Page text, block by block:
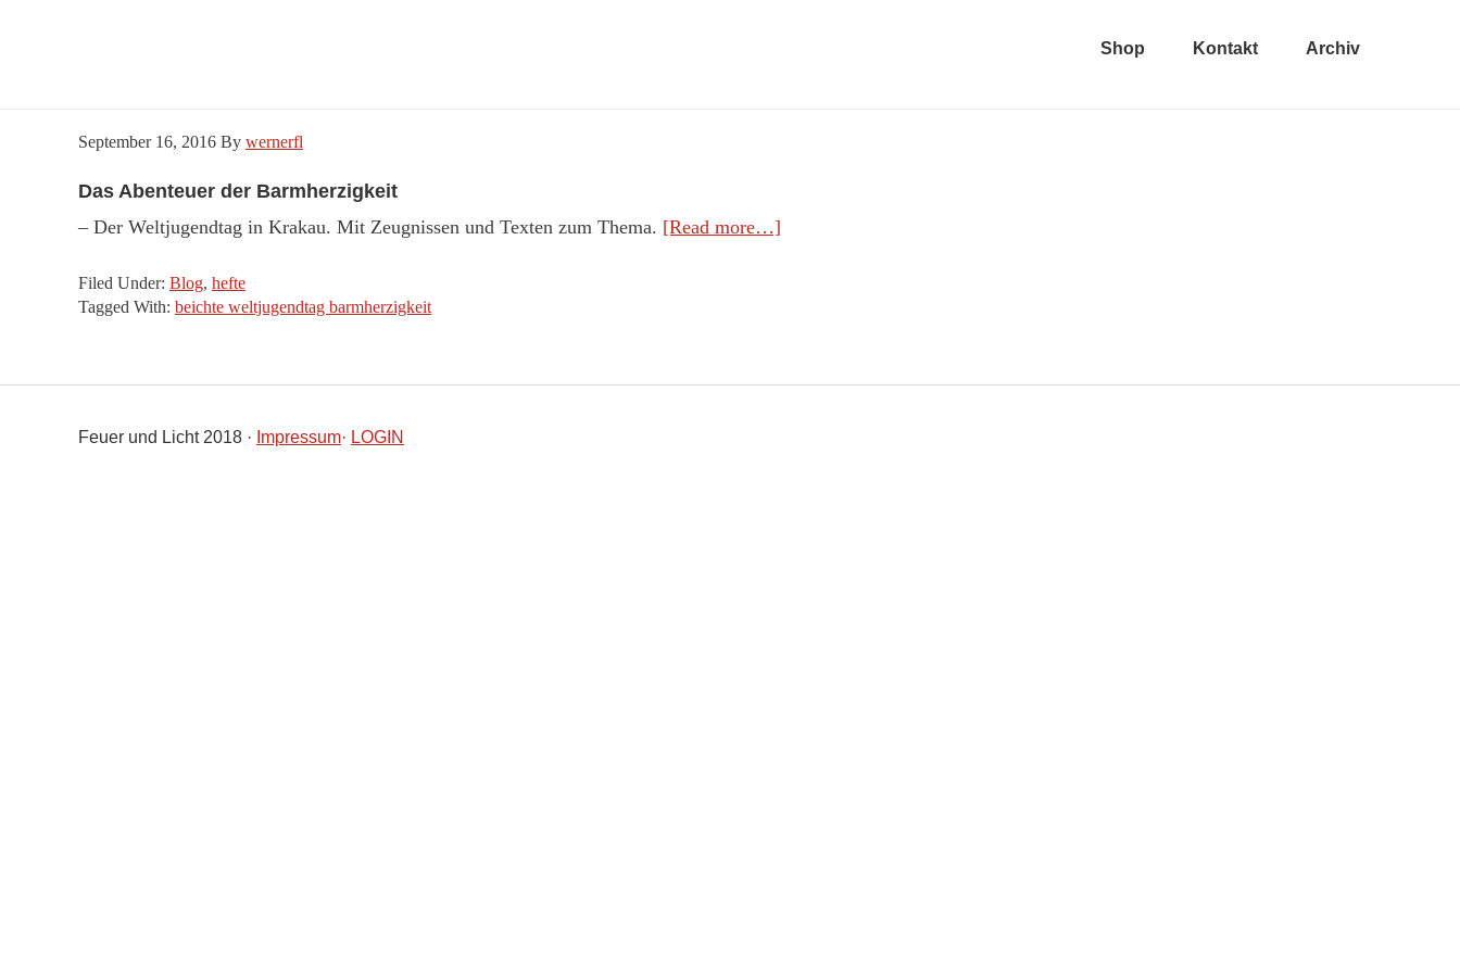
Shop
Kontakt Archiv
September 16, 2016 By wernerfl
Das Abenteuer der Barmherzigkeit
– Der Weltjugendtag in Krakau. Mit Zeugnissen und Texten zum Thema. [Read more…]
Filed Under: Blog, hefte
Tagged With: beichte weltjugendtag barmherzigkeit
Feuer und Licht 2018 · Impressum· LOGIN